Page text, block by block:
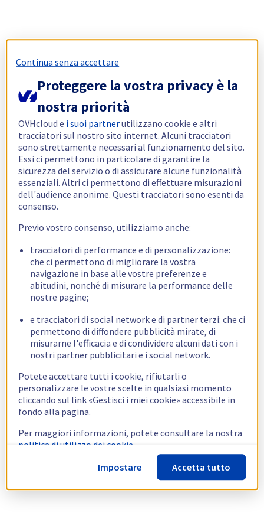
Continua senza accettare
Proteggere la vostra privacy è la
nostra priorità
OVHcloud e i suoi partnerutilizzano cookie e altri
tracciatori sul nostro sito internet. Alcuni tracciatori
sono strettamente necessari al funzionamento del sito.
Essi ci permettono in particolare di garantire la
sicurezza del servizio o di assicurare alcune funzionalità
essenziali. Altri ci permettono di effettuare misurazioni
dell'audience anonime. Questi tracciatori sono esenti da
consenso.
Previo vostro consenso, utilizziamo anche:
tracciatori di performance e di personalizzazione:
che ci permettono di migliorare la vostra
navigazione in base alle vostre preferenze e
abitudini, nonché di misurare la performance delle
nostre pagine;
e tracciatori di social network e di partner terzi: che ci
permettono di diffondere pubblicità mirate, di
misurarne l'efficacia e di condividere alcuni dati con i
nostri partner pubblicitari e i social network.
Potete accettare tutti i cookie, rifiutarli o
personalizzare le vostre scelte in qualsiasi momento
cliccando sul link «Gestisci i miei cookie» accessibile in
fondo alla pagina.
Per maggiori informazioni, potete consultare la nostra
politica di utilizzo dei cookie.
Impostare
Accetta tutto